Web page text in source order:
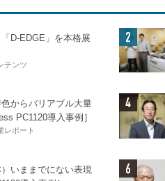
D-EDGE」を本格展
テンツ
からバリアブル大量
PC1120導入事例］
レポート
いままでにない表現